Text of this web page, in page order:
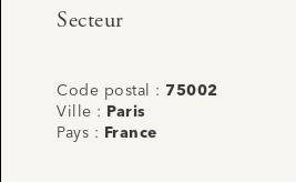
Secteur
Code postal : 75002
Ville :
Paris
Pays :
France